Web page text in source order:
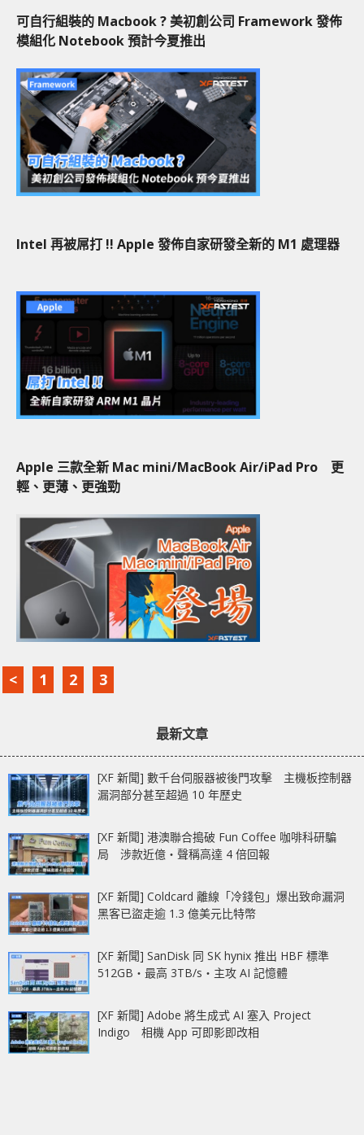
可自行組裝的 Macbook ? 美初創公司 Framework 發佈
模組化 Notebook 預計今夏推出
Intel 再被屌打 !! Apple 發佈自家研發全新的 M1 處理器
Apple 三款全新 Mac mini/MacBook Air/iPad Pro 更
輕、更薄、更強勁
< 1 2 3
最新文章
[XF 新聞] 數千台伺服器被後門攻擊 主機板控制器
漏洞部分甚至超過 10 年歷史
[XF 新聞] 港澳聯合搗破 Fun Coffee 咖啡科研騙
局 涉款近億‧聲稱高達 4 倍回報
[XF 新聞] Coldcard 離線「冷錢包」爆出致命漏洞
黑客已盜走逾 1.3 億美元比特幣
[XF 新聞] SanDisk 同 SK hynix 推出 HBF 標準
512GB‧最高 3TB/s‧主攻 AI 記憶體
[XF 新聞] Adobe 將生成式 AI 塞入 Project
Indigo 相機 App 可即影即改相